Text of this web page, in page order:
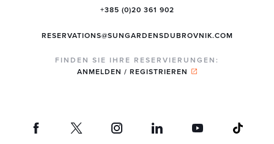
+385 (0)20 361 902
RESERVATIONS@SUNGARDENSDUBROVNIK.COM
FINDEN SIE IHRE RESERVIERUNGEN:
ANMELDEN / REGISTRIEREN